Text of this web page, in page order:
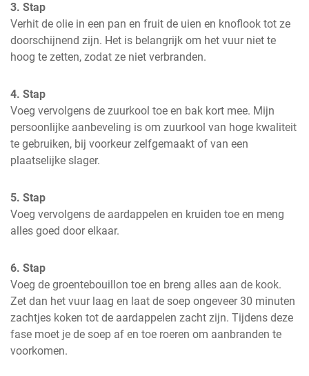
3. Stap
Verhit de olie in een pan en fruit de uien en knoflook tot ze
doorschijnend zijn. Het is belangrijk om het vuur niet te
hoog te zetten, zodat ze niet verbranden.
4. Stap
Voeg vervolgens de zuurkool toe en bak kort mee. Mijn
persoonlijke aanbeveling is om zuurkool van hoge kwaliteit
te gebruiken, bij voorkeur zelfgemaakt of van een
plaatselijke slager.
5. Stap
Voeg vervolgens de aardappelen en kruiden toe en meng
alles goed door elkaar.
6. Stap
Voeg de groentebouillon toe en breng alles aan de kook.
Zet dan het vuur laag en laat de soep ongeveer 30 minuten
zachtjes koken tot de aardappelen zacht zijn. Tijdens deze
fase moet je de soep af en toe roeren om aanbranden te
voorkomen.